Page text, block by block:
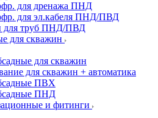
для дренажа ПНД
для эл.кабеля ПНД/ПВД
для труб ПНД/ПВД
для скважин
для скважин
для скважин + автоматика
ПВХ
ПНД
и фитинги